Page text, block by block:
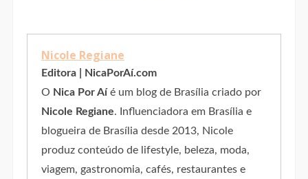
Nicole Regiane
Editora | NicaPorAí.com
O Nica Por Aíé um blog de Brasília criado por
Nicole Regiane. Influenciadora em Brasília e
blogueira de Brasília desde 2013, Nicole
produz conteúdo de lifestyle, beleza, moda,
viagem, gastronomia, cafés, restaurantes e